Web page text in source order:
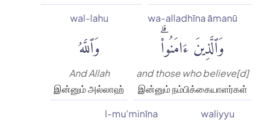
wa-alladhīna āmanū
وَٱلَّذِينَ ءَامَنُوا۟ۗ
and those who believe[d]
இன்னும் நம்பிக்கையாளர்கள்
wal-lahu
وَٱللَّهُ
And Allah
இன்னும் அல்லாஹ்
waliyyu
l-mu'minīna